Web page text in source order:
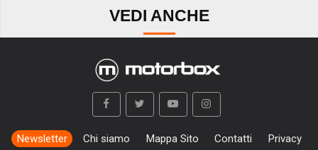
VEDI ANCHE
Newsletter Chi siamo Mappa Sito Contatti Privacy